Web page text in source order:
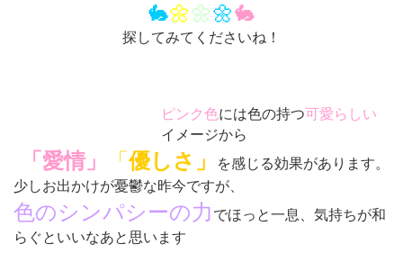
🐇🌼🌼🌼🐇
探してみてくださいね！
ピンク色には色の持つ可愛らしい
イメージから
「愛情」 「優しさ」
を感じる効果があります。
少しお出かけが憂鬱な昨今ですが、
色のシンパシーの力でほっと一息、気持ちが和
らぐといいなあと思います